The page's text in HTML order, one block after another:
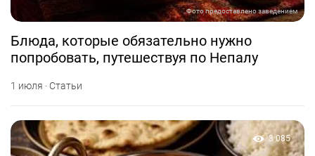
Фото предоставлено заведением
Блюда, которые обязательно нужно
попробовать, путешествуя по Непалу
1 июля · Статьи
3 085